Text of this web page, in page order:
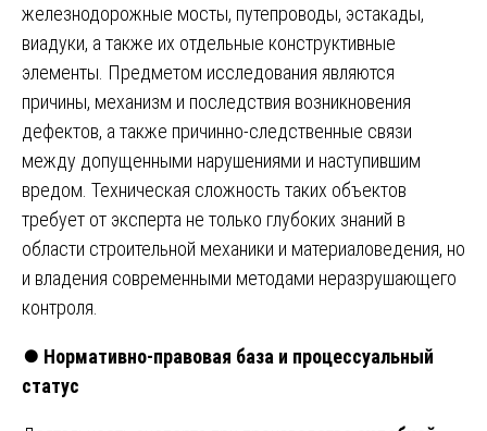
железнодорожные мосты, путепроводы, эстакады,
виадуки, а также их отдельные конструктивные
элементы. Предметом исследования являются
причины, механизм и последствия возникновения
дефектов, а также причинно-следственные связи
между допущенными нарушениями и наступившим
вредом. Техническая сложность таких объектов
требует от эксперта не только глубоких знаний в
области строительной механики и материаловедения, но
и владения современными методами неразрушающего
контроля.
⏺️ Нормативно-правовая база и процессуальный
статус